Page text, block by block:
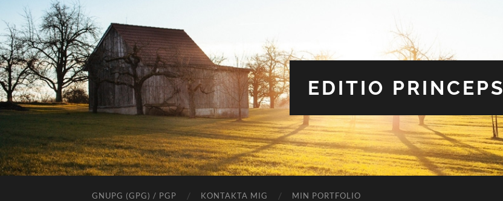
EDITIO PRINCEPS
GNUPG (GPG) / PGP KONTAKTA MIG MIN PORTFOLIO